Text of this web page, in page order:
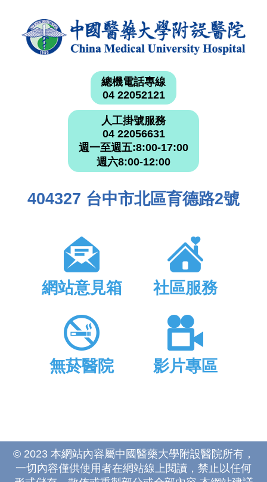
總機電話專線
04 22052121
人工掛號服務
04 22056631
週一至週五:8:00-17:00
週六8:00-12:00
404327 台中市北區育德路2號
網站意見箱 社區服務
無菸醫院 影片專區
© 2023 本網站內容屬中國醫藥大學附設醫院所有，
一切內容僅供使用者在網站線上閱讀，禁止以任何